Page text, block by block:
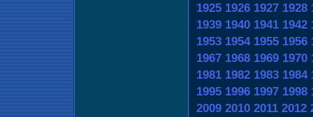
1925 1926 1927 1928
1939 1940 1941 1942
1953 1954 1955 1956
1967 1968 1969 1970
1981 1982 1983 1984
1995 1996 1997 1998
2009 2010 2011 2012